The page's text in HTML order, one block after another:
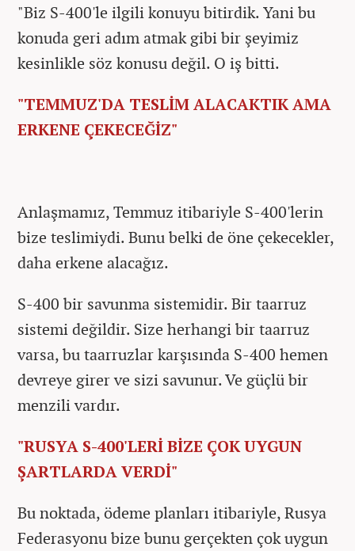
"Biz S-400'le ilgili konuyu bitirdik. Yani bu
konuda geri adım atmak gibi bir şeyimiz
kesinlikle söz konusu değil. O iş bitti.
"TEMMUZ'DA TESLİM ALACAKTIK AMA
ERKENE ÇEKECEĞİZ"
Anlaşmamız, Temmuz itibariyle S-400'lerin
bize teslimiydi. Bunu belki de öne çekecekler,
daha erkene alacağız.
S-400 bir savunma sistemidir. Bir taarruz
sistemi değildir. Size herhangi bir taarruz
varsa, bu taarruzlar karşısında S-400 hemen
devreye girer ve sizi savunur. Ve güçlü bir
menzili vardır.
"RUSYA S-400'LERİ BİZE ÇOK UYGUN
ŞARTLARDA VERDİ"
Bu noktada, ödeme planları itibariyle, Rusya
Federasyonu bize bunu gerçekten çok uygun